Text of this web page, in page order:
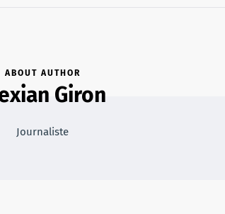
ABOUT AUTHOR
Giron
Journaliste